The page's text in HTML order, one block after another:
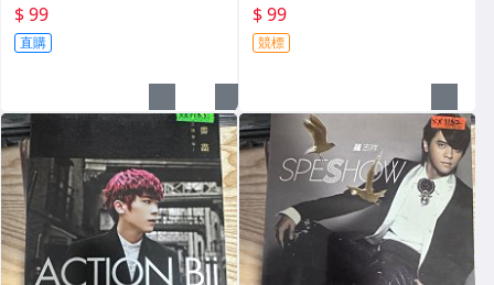
$ 99
直購
$ 99
競標